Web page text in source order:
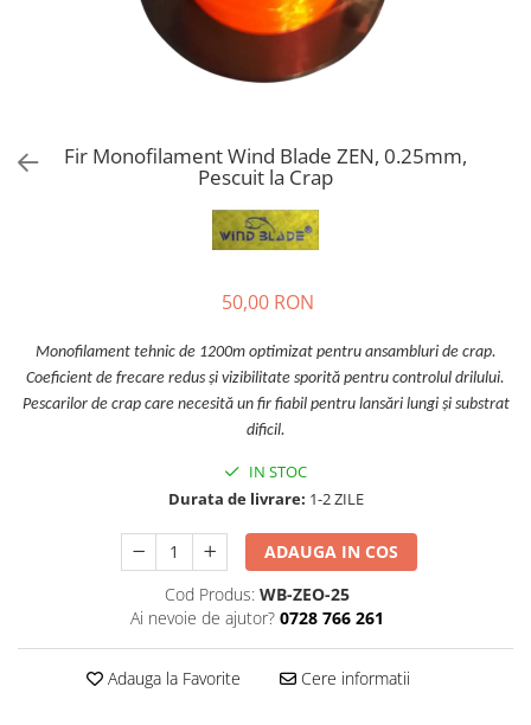
Fir Monofilament Wind Blade ZEN, 0.25mm,
Pescuit la Crap
50,00 RON
Monofilament tehnic de 1200m optimizat pentru ansambluri de crap.
Coeficient de frecare redus și vizibilitate sporită pentru controlul drilului.
Pescarilor de crap care necesită un fir fiabil pentru lansări lungi și substrat
dificil.
IN STOC
Durata de livrare: 1-2 ZILE
ADAUGA IN COS
Cod Produs: WB-ZEO-25
Ai nevoie de ajutor? 0728 766 261
Adauga la Favorite Cere informatii